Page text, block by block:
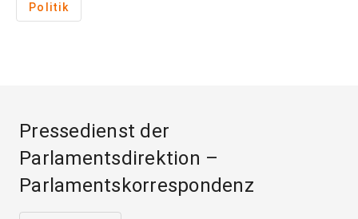
Politik
Pressedienst der
Parlamentsdirektion –
Parlamentskorrespondenz